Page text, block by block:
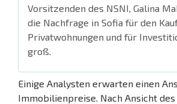
Vorsitzenden des NSNI, Galina
die Nachfrage in Sofia für den
Privatwohnungen und für
groß.
Einige Analysten erwarten einen
Immobilienpreise. Nach Ansicht